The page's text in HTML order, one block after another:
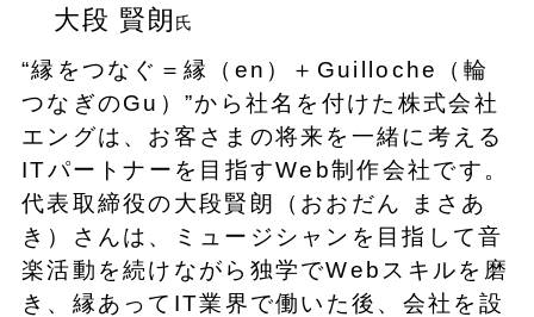
大段 賢朗 氏
“縁をつなぐ＝縁（en）＋Guilloche（輪
つなぎのGu）”から社名を付けた株式会社
エングは、お客さまの将来を一緒に考える
ITパートナーを目指すWeb制作会社です。
代表取締役の大段賢朗（おおだん まさあ
き）さんは、ミュージシャンを目指して音
楽活動を続けながら独学でWebスキルを磨
き、縁あってIT業界で働いた後、会社を設